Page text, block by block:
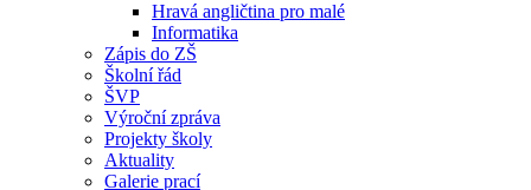
Hravá angličtina pro malé
Informatika
Zápis do ZŠ
Školní řád
ŠVP
Výroční zpráva
Projekty školy
Aktuality
Galerie prací